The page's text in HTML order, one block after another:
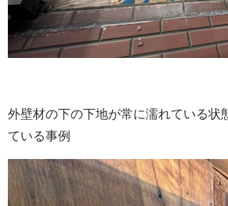
外壁材の下の下地が常に濡れている状
ている事例